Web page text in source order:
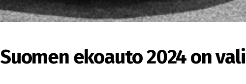
Suomen ekoauto 2024 on